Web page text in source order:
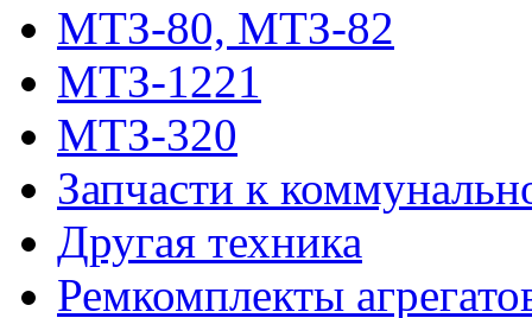
МТЗ-80, МТЗ-82
МТЗ-1221
МТЗ-320
Запчасти к
Другая техника
Ремкомплекты